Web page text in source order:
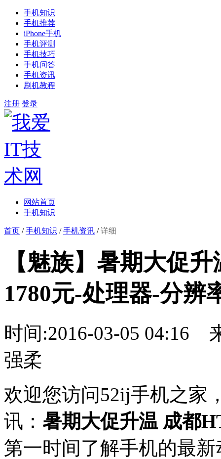
手机知识
手机推荐
iPhone手机
手机评测
手机技巧
手机问答
手机资讯
刷机教程
注册 登录
网站首页
手机知识
首页 /手机知识 /手机资讯 /详细
【魅族】暑期大促
1780元-处理器-分辨
时间:2016-03-05 04:16
强柔
欢迎您访问52ij手机之家
讯： 暑期大促升温 成都
第一时间了解手机的最